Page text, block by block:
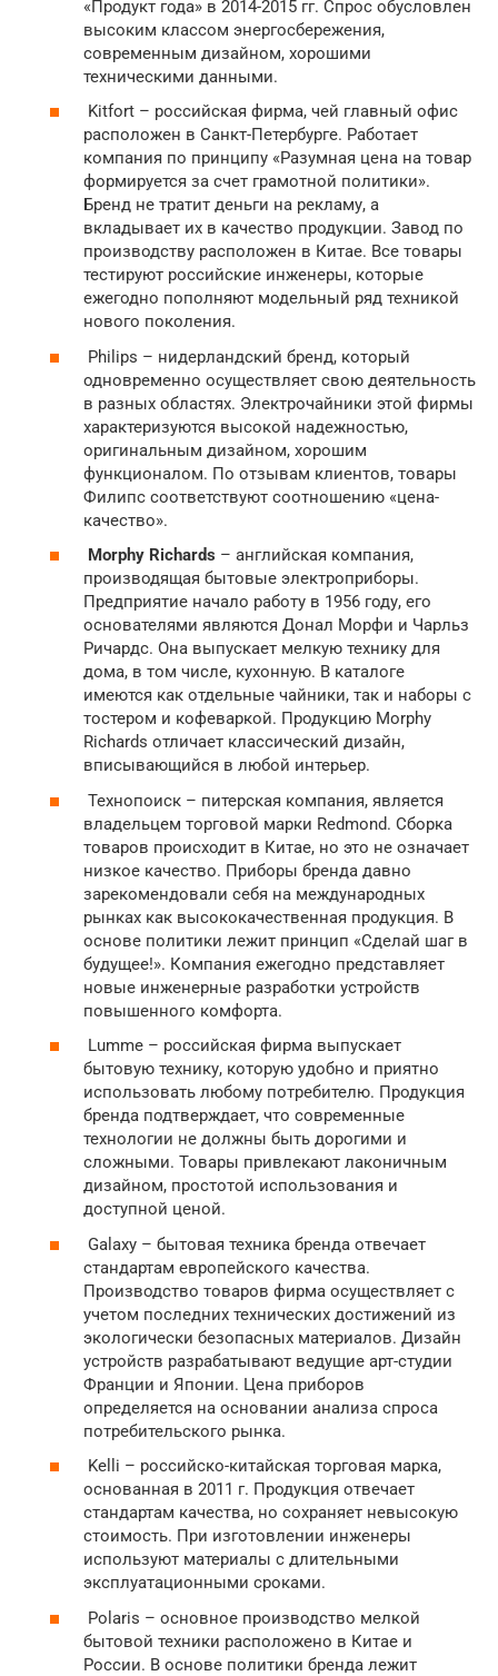
«Продукт года» в 2014-2015 гг. Спрос обусловлен
высоким классом энергосбережения,
современным дизайном, хорошими
техническими данными.
Kitfort – российская фирма, чей главный офис
расположен в Санкт-Петербурге. Работает
компания по принципу «Разумная цена на товар
формируется за счет грамотной политики».
Бренд не тратит деньги на рекламу, а
вкладывает их в качество продукции. Завод по
производству расположен в Китае. Все товары
тестируют российские инженеры, которые
ежегодно пополняют модельный ряд техникой
нового поколения.
Philips – нидерландский бренд, который
одновременно осуществляет свою деятельность
в разных областях. Электрочайники этой фирмы
характеризуются высокой надежностью,
оригинальным дизайном, хорошим
функционалом. По отзывам клиентов, товары
Филипс соответствуют соотношению «цена-
качество».
Morphy Richards – английская компания,
производящая бытовые электроприборы.
Предприятие начало работу в 1956 году, его
основателями являются Донал Морфи и Чарльз
Ричардс. Она выпускает мелкую технику для
дома, в том числе, кухонную. В каталоге
имеются как отдельные чайники, так и наборы с
тостером и кофеваркой. Продукцию Morphy
Richards отличает классический дизайн,
вписывающийся в любой интерьер.
Технопоиск – питерская компания, является
владельцем торговой марки Redmond. Сборка
товаров происходит в Китае, но это не означает
низкое качество. Приборы бренда давно
зарекомендовали себя на международных
рынках как высококачественная продукция. В
основе политики лежит принцип «Сделай шаг в
будущее!». Компания ежегодно представляет
новые инженерные разработки устройств
повышенного комфорта.
Lumme – российская фирма выпускает
бытовую технику, которую удобно и приятно
использовать любому потребителю. Продукция
бренда подтверждает, что современные
технологии не должны быть дорогими и
сложными. Товары привлекают лаконичным
дизайном, простотой использования и
доступной ценой.
Galaxy – бытовая техника бренда отвечает
стандартам европейского качества.
Производство товаров фирма осуществляет с
учетом последних технических достижений из
экологически безопасных материалов. Дизайн
устройств разрабатывают ведущие арт-студии
Франции и Японии. Цена приборов
определяется на основании анализа спроса
потребительского рынка.
Kelli – российско-китайская торговая марка,
основанная в 2011 г. Продукция отвечает
стандартам качества, но сохраняет невысокую
стоимость. При изготовлении инженеры
используют материалы с длительными
эксплуатационными сроками.
Polaris – основное производство мелкой
бытовой техники расположено в Китае и
России. В основе политики бренда лежит